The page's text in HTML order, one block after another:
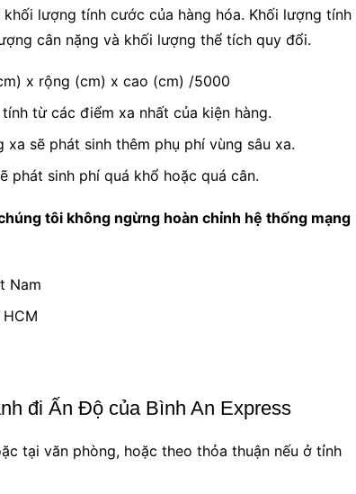
lượng tính cước của hàng hóa. Khối lượng tính
cân nặng và khối lượng thể tích quy đổi.
x rộng (cm) x cao (cm) /5000
từ các điểm xa nhất của kiện hàng.
sẽ phát sinh thêm phụ phí vùng sâu xa.
phát sinh phí quá khổ hoặc quá cân.
tôi không ngừng hoàn chỉnh hệ thống mạng
Nam
đi Ấn Độ của Bình An Express
tại văn phòng, hoặc theo thỏa thuận nếu ở tỉnh